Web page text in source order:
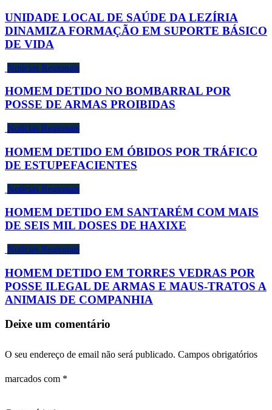
UNIDADE LOCAL DE SAÚDE DA LEZÍRIA
DINAMIZA FORMAÇÃO EM SUPORTE BÁSICO
DE VIDA
Notícias Regionais
HOMEM DETIDO NO BOMBARRAL POR
POSSE DE ARMAS PROIBIDAS
Notícias Regionais
HOMEM DETIDO EM ÓBIDOS POR TRÁFICO
DE ESTUPEFACIENTES
Notícias Regionais
HOMEM DETIDO EM SANTARÉM COM MAIS
DE SEIS MIL DOSES DE HAXIXE
Notícias Regionais
HOMEM DETIDO EM TORRES VEDRAS POR
POSSE ILEGAL DE ARMAS E MAUS-TRATOS A
ANIMAIS DE COMPANHIA
Deixe um comentário
O seu endereço de email não será publicado. Campos obrigatórios
marcados com *